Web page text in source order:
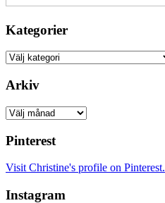
Kategorier
Kategorier
Arkiv
Arkiv
Pinterest
Visit Christine's profile on Pinterest.
Instagram